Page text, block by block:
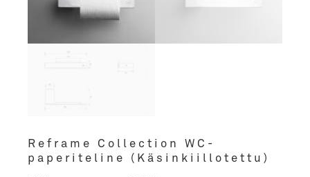
Reframe Collection WC-
paperiteline (Käsinkiillotettu)